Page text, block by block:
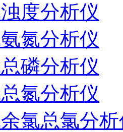
度分析仪
氮分析仪
磷分析仪
氮分析仪
氯总氯分